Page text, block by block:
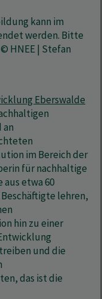
kann im
werden. Bitte
HNEE | Stefan
Eberswalde
an
im Bereich der
für nachhaltige
aus etwa 60
lehren,
hin zu einer
und die
das ist die